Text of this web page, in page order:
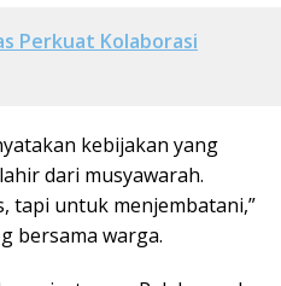
Perkuat Kolaborasi
kebijakan yang
dari musyawarah.
tapi untuk menjembatani,”
bersama warga.